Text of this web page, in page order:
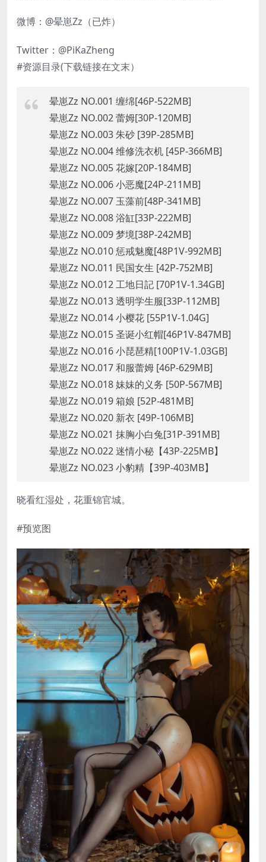
微博：@晕崽Zz（已炸）
Twitter：@PiKaZheng
#资源目录(下载链接在文末）
晕崽Zz NO.001 缠绵[46P-522MB]
晕崽Zz NO.002 蕾姆[30P-120MB]
晕崽Zz NO.003 朱砂 [39P-285MB]
晕崽Zz NO.004 维修洗衣机 [45P-366MB]
晕崽Zz NO.005 花嫁[20P-184MB]
晕崽Zz NO.006 小恶魔[24P-211MB]
晕崽Zz NO.007 玉藻前[48P-341MB]
晕崽Zz NO.008 浴缸[33P-222MB]
晕崽Zz NO.009 梦境[38P-242MB]
晕崽Zz NO.010 惩戒魅魔[48P1V-992MB]
晕崽Zz NO.011 民国女生 [42P-752MB]
晕崽Zz NO.012 工地日記 [70P1V-1.34GB]
晕崽Zz NO.013 透明学生服[33P-112MB]
晕崽Zz NO.014 小樱花 [55P1V-1.04G]
晕崽Zz NO.015 圣诞小红帽[46P1V-847MB]
晕崽Zz NO.016 小琵琶精[100P1V-1.03GB]
晕崽Zz NO.017 和服蕾姆 [46P-629MB]
晕崽Zz NO.018 妹妹的义务 [50P-567MB]
晕崽Zz NO.019 箱娘 [52P-481MB]
晕崽Zz NO.020 新衣 [49P-106MB]
晕崽Zz NO.021 抹胸小白兔[31P-391MB]
晕崽Zz NO.022 迷情小秘【43P-225MB】
晕崽Zz NO.023 小豹精【39P-403MB】
晓看红湿处，花重锦官城。
#预览图